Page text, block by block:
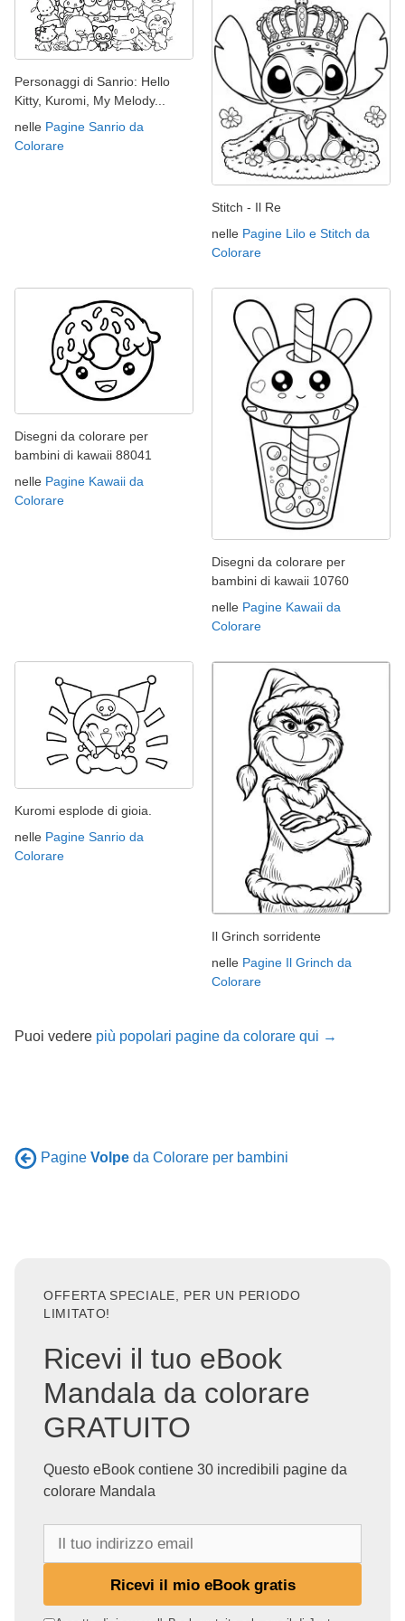
Personaggi di Sanrio: Hello
Kitty, Kuromi, My Melody...
nelle Pagine Sanrio da
Colorare
Stitch - Il Re
nelle Pagine Lilo e Stitch da
Colorare
Disegni da colorare per
bambini di kawaii 88041
nelle Pagine Kawaii da
Colorare
Disegni da colorare per
bambini di kawaii 10760
nelle Pagine Kawaii da
Colorare
Kuromi esplode di gioia.
nelle Pagine Sanrio da
Colorare
Il Grinch sorridente
nelle Pagine Il Grinch da
Colorare
Puoi vedere più popolari pagine da colorare qui →
Pagine Volpe da Colorare per bambini
OFFERTA SPECIALE, PER UN PERIODO
LIMITATO!
Ricevi il tuo eBook
Mandala da colorare
GRATUITO
Questo eBook contiene 30 incredibili pagine da
colorare Mandala
Ricevi il mio eBook gratis